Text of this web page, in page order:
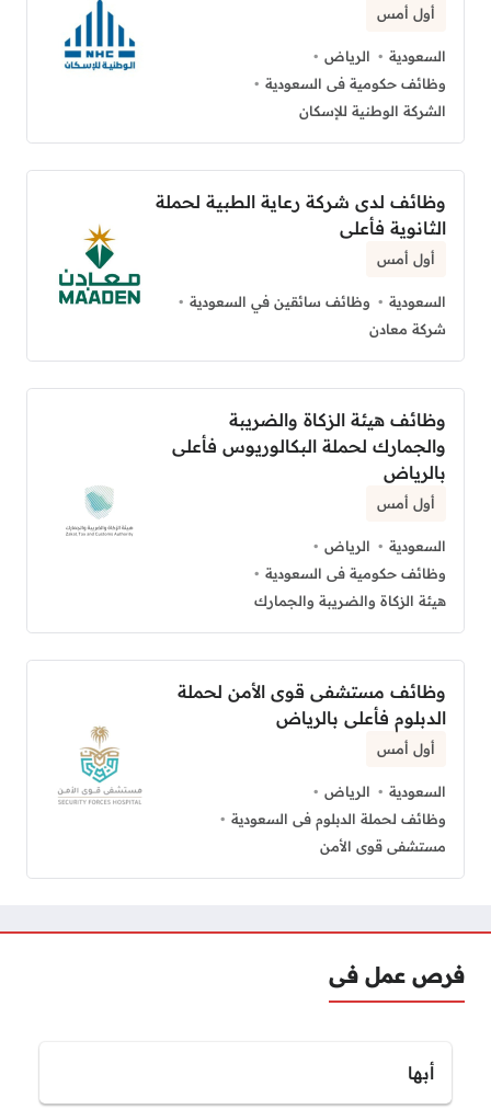
أول أمس
السعودية
الرياض
وظائف حكومية فى السعودية
الشركة الوطنية للإسكان
وظائف لدى شركة رعاية الطبية لحملة
الثانوية فأعلى
أول أمس
السعودية
وظائف سائقين في السعودية
شركة معادن
وظائف هيئة الزكاة والضريبة
والجمارك لحملة البكالوريوس فأعلى
بالرياض
أول أمس
السعودية
الرياض
وظائف حكومية فى السعودية
هيئة الزكاة والضريبة والجمارك
وظائف مستشفى قوى الأمن لحملة
الدبلوم فأعلى بالرياض
أول أمس
السعودية
الرياض
وظائف لحملة الدبلوم فى السعودية
مستشفى قوى الأمن
فرص عمل فى
أبها